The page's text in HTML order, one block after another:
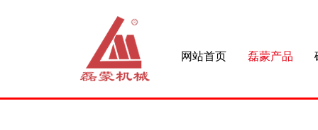
网站首页 磊蒙产品